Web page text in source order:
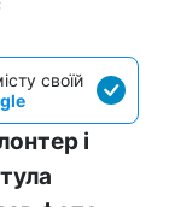
своїй
і